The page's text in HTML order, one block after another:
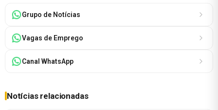
Grupo de Notícias
Vagas de Emprego
Canal WhatsApp
Notícias relacionadas